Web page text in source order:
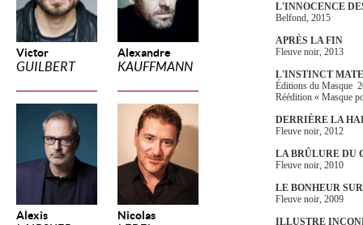
Victor
GUILBERT
Alexandre
KAUFFMANN
Alexis Nicolas
L'INNOCENCE
Belfond, 2015
APRÈS LA FIN
Fleuve noir, 2013
L'INSTINCT
Éditions du Masque
Réédition « Masque
DERRIÈRE LA
Fleuve noir, 2012
LA BRÛLURE DU
Fleuve noir, 2010
LE BONHEUR
Fleuve noir, 2009
ILLUSTRE